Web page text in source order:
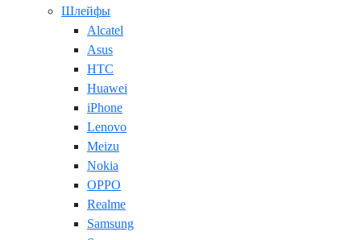
Шлейфы
Alcatel
Asus
HTC
Huawei
iPhone
Lenovo
Meizu
Nokia
OPPO
Realme
Samsung